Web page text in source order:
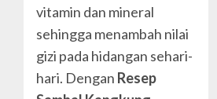
vitamin dan mineral
sehingga menambah nilai
gizi pada hidangan sehari-
hari. Dengan Resep